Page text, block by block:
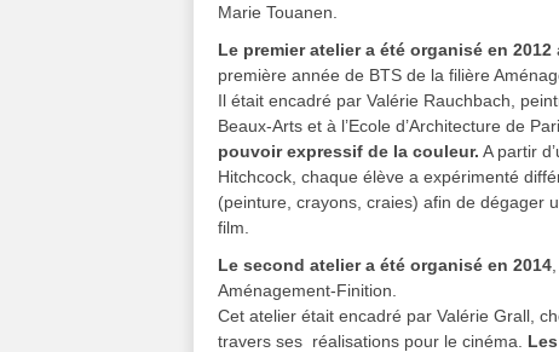
Marie Touanen.
Le premier atelier a été organisé en 2012
première année de BTS de la filière
Il était encadré par Valérie Rauchbach,
Beaux-Arts et à l’Ecole d’Architecture de
pouvoir expressif de la couleur. A partir
Hitchcock, chaque élève a expérimenté
(peinture, crayons, craies) afin de dégager
film.
Le second atelier a été organisé en 2014
Aménagement-Finition.
Cet atelier était encadré par Valérie Grall,
travers ses réalisations pour le cinéma.